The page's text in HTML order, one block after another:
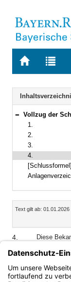
Zur
Zur
Bereich
Vollzug der
1.
2.
3.
4.
[Schlussformel]
Inhalt
Text gilt ab: 01.01.2026
4. Diese
Bayern.de